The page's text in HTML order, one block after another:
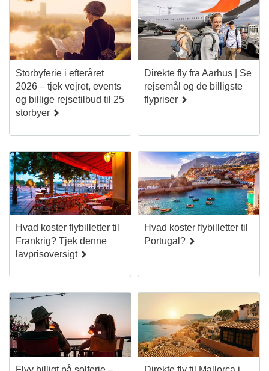
Storbyferie i efteråret
2026 – tjek vejret, events
og billige rejsetilbud til 25
storbyer
Direkte fly fra Aarhus | Se
rejsemål og de billigste
flypriser
Hvad koster flybilletter til
Frankrig? Tjek denne
lavprisoversigt
Hvad koster flybilletter til
Portugal?